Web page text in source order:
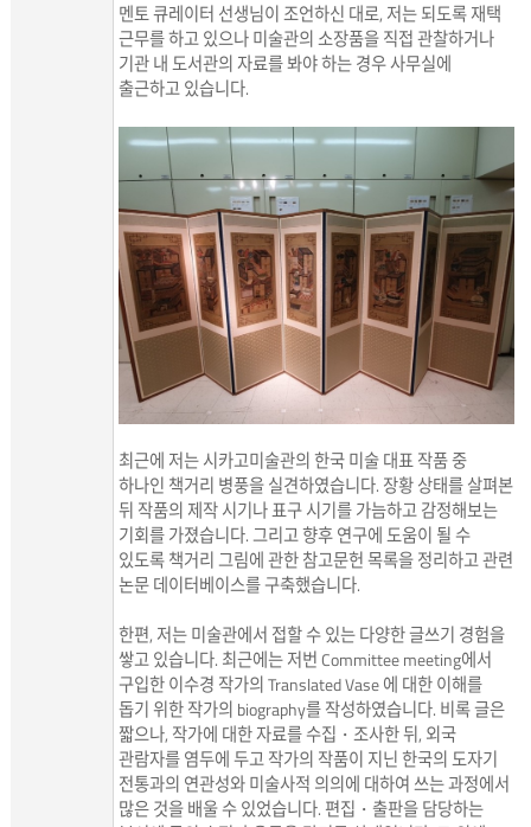
멘토 큐레이터 선생님이 조언하신 대로, 저는 되도록 재택
근무를 하고 있으나 미술관의 소장품을 직접 관찰하거나
기관 내 도서관의 자료를 봐야 하는 경우 사무실에
출근하고 있습니다.
최근에 저는 시카고미술관의 한국 미술 대표 작품 중
하나인 책거리 병풍을 실견하였습니다. 장황 상태를 살펴본
뒤 작품의 제작 시기나 표구 시기를 가늠하고 감정해보는
기회를 가졌습니다. 그리고 향후 연구에 도움이 될 수
있도록 책거리 그림에 관한 참고문헌 목록을 정리하고 관련
논문 데이터베이스를 구축했습니다.
한편, 저는 미술관에서 접할 수 있는 다양한 글쓰기 경험을
쌓고 있습니다. 최근에는 저번 Committee meeting에서
구입한 이수경 작가의 Translated Vase 에 대한 이해를
돕기 위한 작가의 biography를 작성하였습니다. 비록 글은
짧으나, 작가에 대한 자료를 수집・조사한 뒤, 외국
관람자를 염두에 두고 작가의 작품이 지닌 한국의 도자기
전통과의 연관성와 미술사적 의의에 대하여 쓰는 과정에서
많은 것을 배울 수 있었습니다. 편집・출판을 담당하는